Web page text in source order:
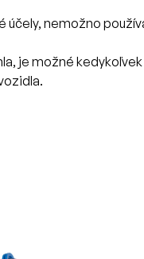
účely, nemožno
je možné